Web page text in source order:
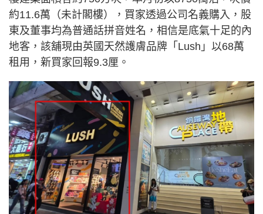
約11.6萬（未計閣樓），買家透過公司名義購入，股
東及董事均為普通話拼音姓名，相信是底氣十足的內
地客，該舖現由英國天然護膚品牌「Lush」以68萬
租用，新買家回報9.3厘。